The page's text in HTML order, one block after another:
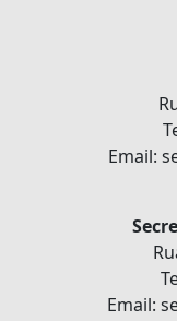
Email:
Email: